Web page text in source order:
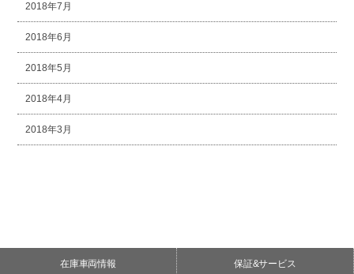
2018年7月
2018年6月
2018年5月
2018年4月
2018年3月
在庫車両情報 保証&サービス